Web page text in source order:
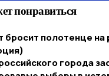
понравиться
бросит полотенце
города